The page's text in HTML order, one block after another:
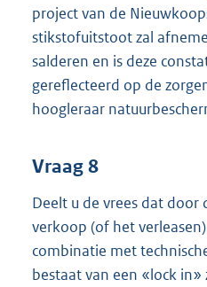
project van de
stikstofuitstoot zal
salderen en is deze
gereflecteerd op de
hoogleraar
Vraag 8
Deelt u de vrees dat door
verkoop (of het
combinatie met
bestaat van een «lock